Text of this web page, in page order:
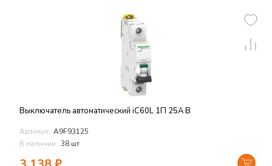
Выключатель автоматический iC60L 1П 25A B
Артикул: A9F93125
В наличии: 38 шт